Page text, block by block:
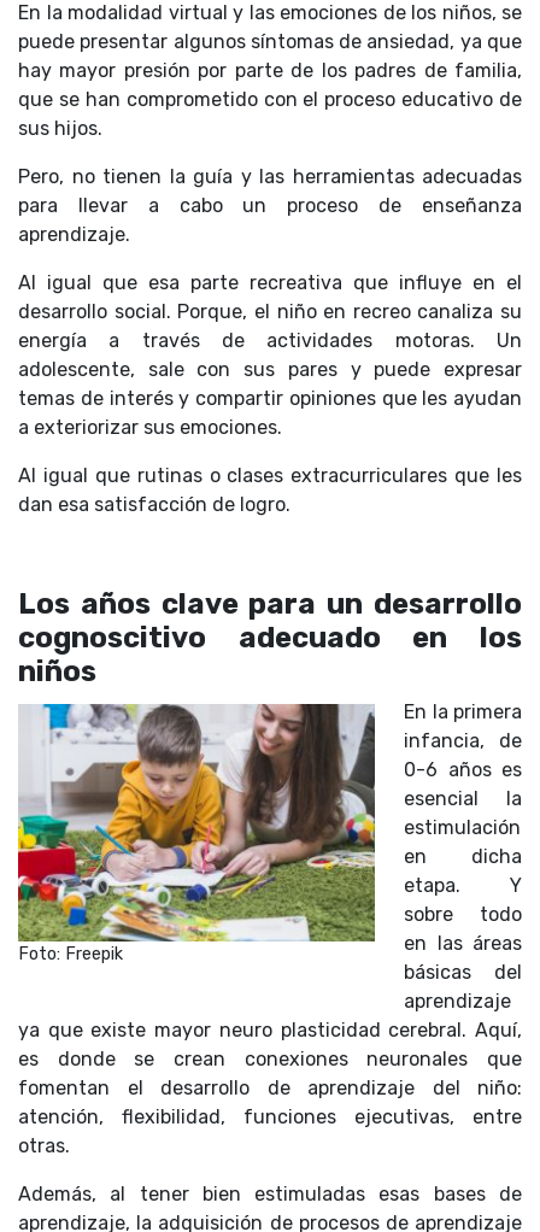
En la modalidad virtual y las emociones de los niños, se
puede presentar algunos síntomas de ansiedad, ya que
hay mayor presión por parte de los padres de familia,
que se han comprometido con el proceso educativo de
sus hijos.
Pero, no tienen la guía y las herramientas adecuadas
para llevar a cabo un proceso de enseñanza
aprendizaje.
Al igual que esa parte recreativa que influye en el
desarrollo social. Porque, el niño en recreo canaliza su
energía a través de actividades motoras. Un
adolescente, sale con sus pares y puede expresar
temas de interés y compartir opiniones que les ayudan
a exteriorizar sus emociones.
Al igual que rutinas o clases extracurriculares que les
dan esa satisfacción de logro.
Los años clave para un desarrollo
cognoscitivo adecuado en los
niños
Foto: Freepik
En la primera
infancia, de
0-6 años es
esencial la
estimulación
en dicha
etapa. Y
sobre todo
en las áreas
básicas del
aprendizaje
ya que existe mayor neuro plasticidad cerebral. Aquí,
es donde se crean conexiones neuronales que
fomentan el desarrollo de aprendizaje del niño:
atención, flexibilidad, funciones ejecutivas, entre
otras.
Además, al tener bien estimuladas esas bases de
aprendizaje, la adquisición de procesos de aprendizaje